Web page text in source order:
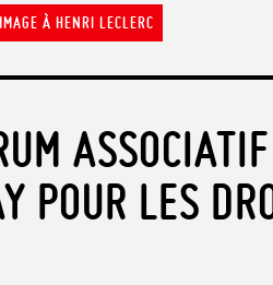
À HENRI LECLERC
POUR LES